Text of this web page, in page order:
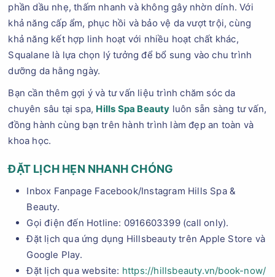
phần dầu nhẹ, thấm nhanh và không gây nhờn dính. Với
khả năng cấp ẩm, phục hồi và bảo vệ da vượt trội, cùng
khả năng kết hợp linh hoạt với nhiều hoạt chất khác,
Squalane là lựa chọn lý tưởng để bổ sung vào chu trình
dưỡng da hằng ngày.
​​​Bạn cần thêm gợi ý và tư vấn liệu trình chăm sóc da
chuyên sâu tại spa, Hills Spa Beauty luôn sẵn sàng tư vấn,
đồng hành cùng bạn trên hành trình làm đẹp an toàn và
khoa học.
ĐẶT LỊCH HẸN NHANH CHÓNG
Inbox Fanpage Facebook/Instagram Hills Spa &
Beauty.
Gọi điện đến Hotline: 0916603399 (call only).
Đặt lịch qua ứng dụng Hillsbeauty trên Apple Store và
Google Play.
Đặt lịch qua website: https://hillsbeauty.vn/book-now/